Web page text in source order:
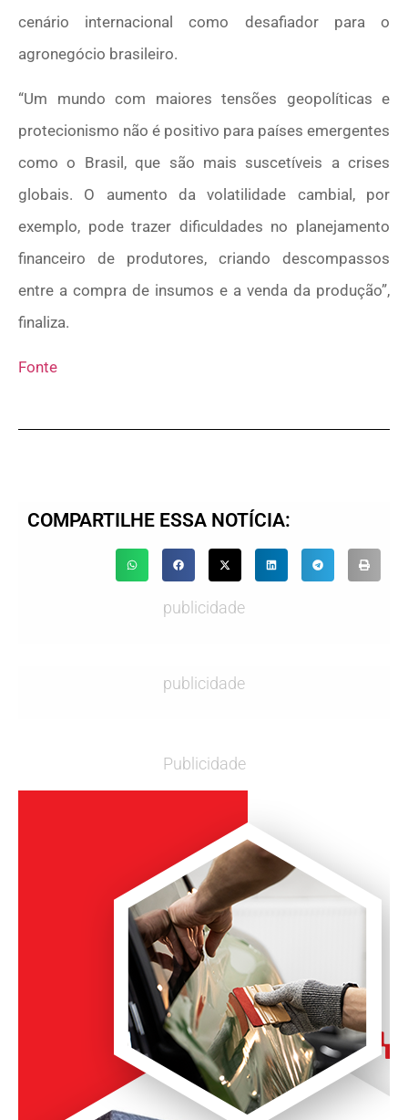
cenário internacional como desafiador para o
agronegócio brasileiro.
“Um mundo com maiores tensões geopolíticas e
protecionismo não é positivo para países emergentes
como o Brasil, que são mais suscetíveis a crises
globais. O aumento da volatilidade cambial, por
exemplo, pode trazer dificuldades no planejamento
financeiro de produtores, criando descompassos
entre a compra de insumos e a venda da produção”,
finaliza.
Fonte
COMPARTILHE ESSA NOTÍCIA:
publicidade
publicidade
Publicidade